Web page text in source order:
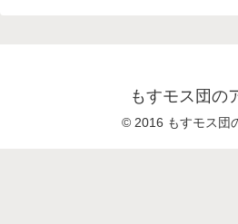
もすモス団の
© 2016 もすモス団